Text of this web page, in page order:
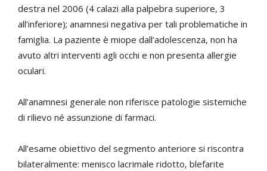
destra nel 2006 (4 calazi alla palpebra superiore, 3
all’inferiore); anamnesi negativa per tali problematiche in
famiglia. La paziente è miope dall’adolescenza, non ha
avuto altri interventi agli occhi e non presenta allergie
oculari.
All’anamnesi generale non riferisce patologie sistemiche
di rilievo né assunzione di farmaci.
All’esame obiettivo del segmento anteriore si riscontra
bilateralmente: menisco lacrimale ridotto, blefarite